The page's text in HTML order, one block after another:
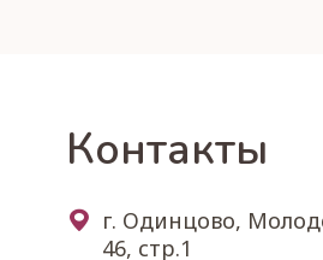
Контакты
г. Одинцово,
46, стр.1